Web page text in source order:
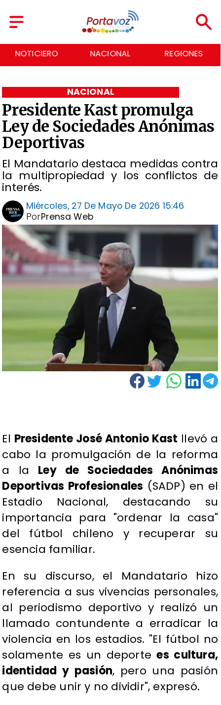
NACIONAL REGIONES ECONOMÍA
Presidente Kast promulga
Ley de Sociedades Anónimas
Deportivas
El Mandatario destaca medidas contra
la multipropiedad y los conflictos de
interés.
NACIONAL
Miércoles, 27 De Mayo De 2026 15:46
Prensa Web
Por
El Presidente José Antonio Kast llevó a
cabo la promulgación de la reforma
a la Ley de Sociedades Anónimas
Deportivas Profesionales (SADP) en el
Estadio Nacional, destacando su
importancia para "ordenar la casa"
del fútbol chileno y recuperar su
esencia familiar.
En su discurso, el Mandatario hizo
referencia a sus vivencias personales,
al periodismo deportivo y realizó un
llamado contundente a erradicar la
violencia en los estadios. "El fútbol no
solamente es un deportees cultura,
identidad y pasión, pero una pasión
que debe unir y no dividir", expresó.